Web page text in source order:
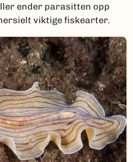
ender parasitten opp
viktige fiskearter.